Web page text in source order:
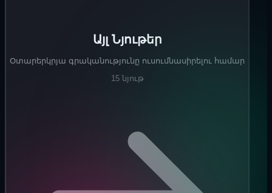
Այլ Նյութեր
Օտարերկրյա գրականությունը ուսումնասիրելու համար
15 նյութ